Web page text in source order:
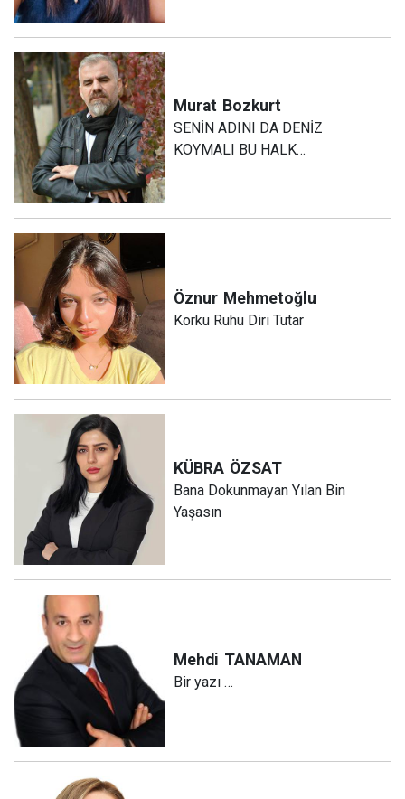
Murat Bozkurt
SENİN ADINI DA DENİZ
KOYMALI BU HALK…
Öznur Mehmetoğlu
Korku Ruhu Diri Tutar
KÜBRA ÖZSAT
Bana Dokunmayan Yılan Bin
Yaşasın
Mehdi TANAMAN
Bir yazı …